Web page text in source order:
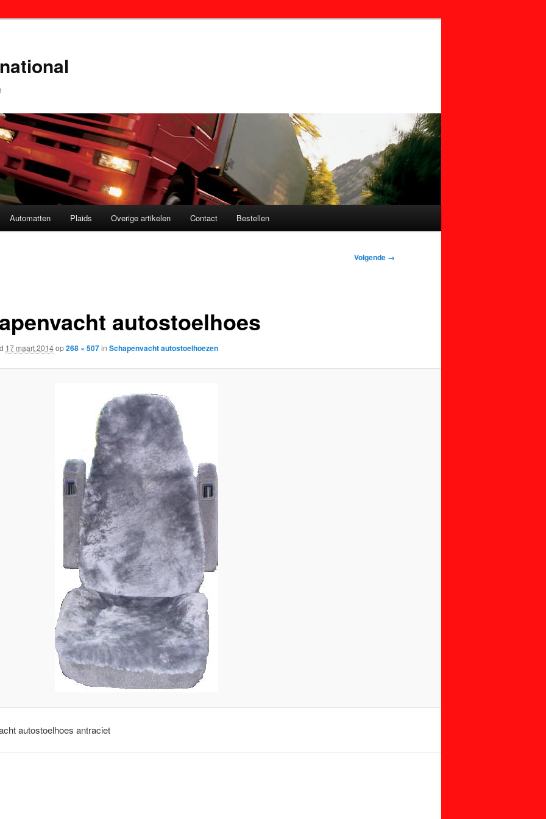
Automatten Plaids Overige artikelen Contact Bestellen
Volgende →
autostoelhoes
17 maart 2014op268 × 507in Schapenvacht autostoelhoezen
autostoelhoes antraciet